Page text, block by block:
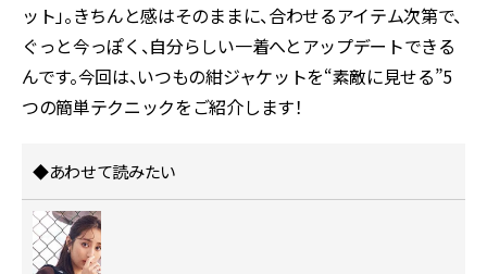
ット」。きちんと感はそのままに、合わせるアイテム次第で、
ぐっと今っぽく、自分らしい一着へとアップデートできる
んです。今回は、いつもの紺ジャケットを“素敵に見せる”5
つの簡単テクニックをご紹介します！
◆あわせて読みたい